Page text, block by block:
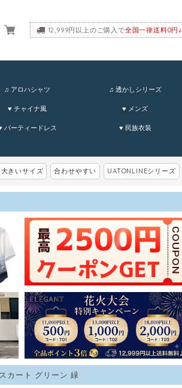
12,999円以上のご購入で全国一律送料0円♪
♫ アロハシャツ ♫ 透かしシリーズ
♥ チャイナ風 ♥ メンズ
パーティードレス ♥ 民族衣装
大きいサイズ 合わせやすい UATONLINEシリーズ
カート グリーン 緑